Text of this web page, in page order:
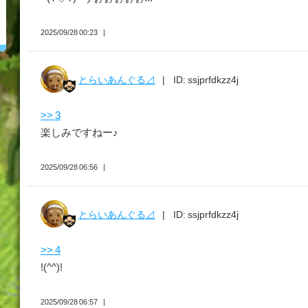
2025/09/28 00:23
とらいあんぐる⊿ ID: ssjprfdkzz4j
>> 3
楽しみですねー♪
2025/09/28 06:56
とらいあんぐる⊿ ID: ssjprfdkzz4j
>> 4
!(^^)!
2025/09/28 06:57